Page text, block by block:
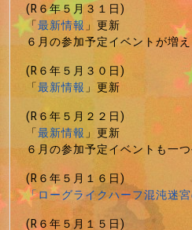
(R６年５月３１日)
「最新情報」更新
６月の参加予定イベントが増え
(R６年５月３０日)
「最新情報」更新
(R６年５月２２日)
「最新情報」更新
６月の参加予定イベントも一つ
(R６年５月１６日)
「ローグライクハーフ混沌迷
(R６年５月１５日)